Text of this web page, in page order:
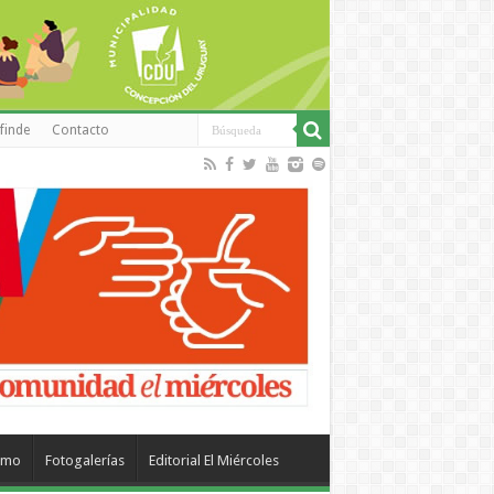
Contacto
Fotogalerías Editorial El Miércoles